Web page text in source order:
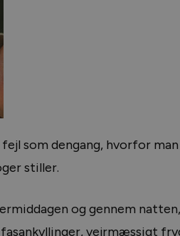
som dengang, hvorfor man
stiller.
og gennem natten,
fasankyllinger, vejrmæssigt